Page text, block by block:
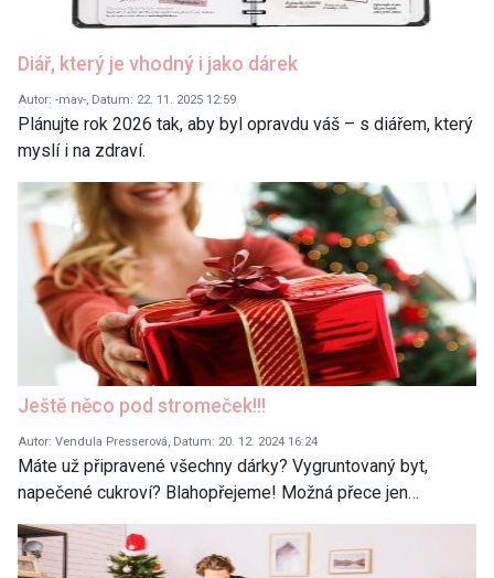
Diář, který je vhodný i jako dárek
Autor: -mav-, Datum: 22. 11. 2025 12:59
Plánujte rok 2026 tak, aby byl opravdu váš – s diářem, který
myslí i na zdraví.
Ještě něco pod stromeček!!!
Autor: Vendula Presserová, Datum: 20. 12. 2024 16:24
Máte už připravené všechny dárky? Vygruntovaný byt,
napečené cukroví? Blahopřejeme! Možná přece jen…